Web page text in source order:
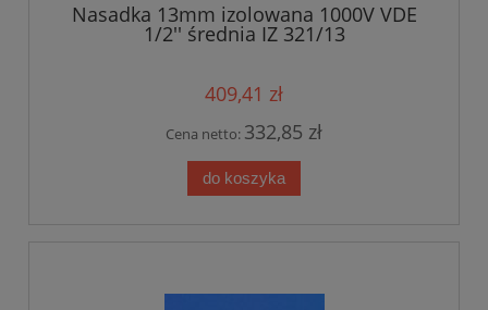
Nasadka 13mm izolowana 1000V VDE
1/2'' średnia IZ 321/13
409,41 zł
Cena netto: 332,85 zł
do koszyka